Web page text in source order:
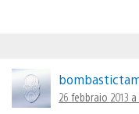
26 febbraio 2013 a